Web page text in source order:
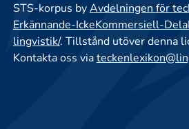
STS-korpus byAvdelningen för
Erkännande-IckeKommersiell-
lingvistik/. Tillstånd utöver denna
Kontakta oss via